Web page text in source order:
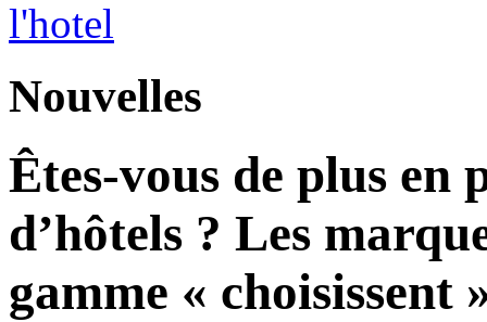
Nouvelles
Êtes-vous de plus en
d’hôtels ? Les
gamme « choisissent